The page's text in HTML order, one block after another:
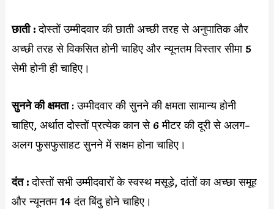
छाती :दोस्तों उम्मीदवार की छाती अच्छी तरह से अनुपातिक और
अच्छी तरह से विकसित होनी चाहिए और न्यूनतम विस्तार सीमा 5
सेमी होनी ही चाहिए।
सुनने की क्षमता: उम्मीदवार की सुनने की क्षमता सामान्य होनी
चाहिए, अर्थात दोस्तों प्रत्येक कान से 6 मीटर की दूरी से अलग-
अलग फुसफुसाहट सुनने में सक्षम होना चाहिए।
दंत :दोस्तों सभी उम्मीदवारों के स्वस्थ मसूड़े, दांतों का अच्छा समूह
और न्यूनतम 14 दंत बिंदु होने चाहिए।